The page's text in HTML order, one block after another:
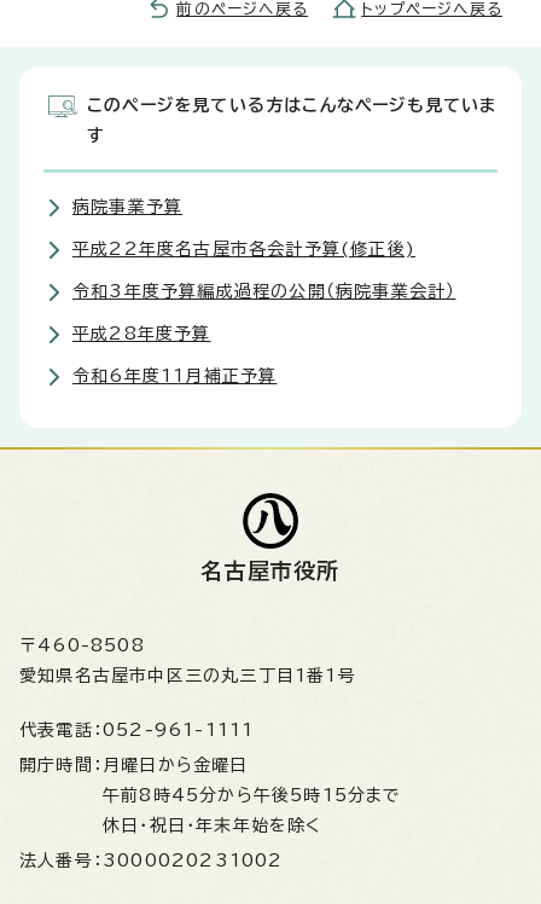
前のページへ戻る トップページへ戻る
このページを見ている方はこんなページも見ていま
す
病院事業予算
平成22年度名古屋市各会計予算(修正後)
令和3年度予算編成過程の公開（病院事業会計）
平成28年度予算
令和6年度11月補正予算
名古屋市役所
〒460-8508
愛知県名古屋市中区三の丸三丁目1番1号
代表電話： 052-961-1111
開庁時間： 月曜日から金曜日
午前8時45分から午後5時15分まで
休日・祝日・年末年始を除く
法人番号： 3000020231002